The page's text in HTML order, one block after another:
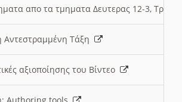
απο τα τμηματα Δευτερας 12-3,
Αντεστραμμένη Τάξη
αξιοποίησης του Βίντεο